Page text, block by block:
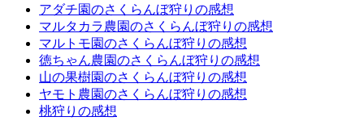
アダチ園のさくらんぼ狩りの感想
マルタカラ農園のさくらんぼ狩りの感想
マルトモ園のさくらんぼ狩りの感想
徳ちゃん農園のさくらんぼ狩りの感想
山の果樹園のさくらんぼ狩りの感想
ヤモト農園のさくらんぼ狩りの感想
桃狩りの感想